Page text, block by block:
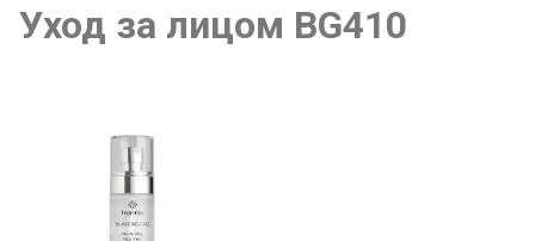
Уход за лицом BG410